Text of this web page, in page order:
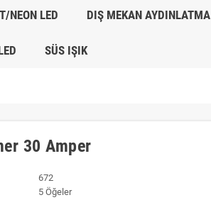
NEON LED DIŞ MEKAN AYDINLATMA
SÜS IŞIK
30 Amper
672
5 Öğeler